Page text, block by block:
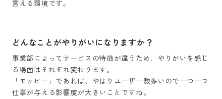
言える環境です。
どんなことがやりがいになりますか？
事業部によってサービスの特徴が違うため、やりがいを感じ
る場面はそれぞれ変わります。
「モッピー」であれば、やはりユーザー数多いので一つ一つ
仕事が与える影響度が大きいことですね。